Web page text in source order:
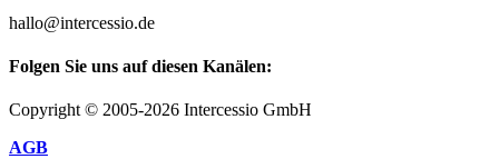
hallo@intercessio.de
Folgen Sie uns auf diesen Kanälen:
Copyright © 2005-2026 Intercessio GmbH
AGB